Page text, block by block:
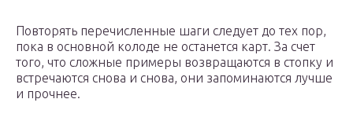
Повторять перечисленные шаги следует до тех пор,
пока в основной колоде не останется карт. За счет
того, что сложные примеры возвращаются в стопку и
встречаются снова и снова, они запоминаются лучше
и прочнее.